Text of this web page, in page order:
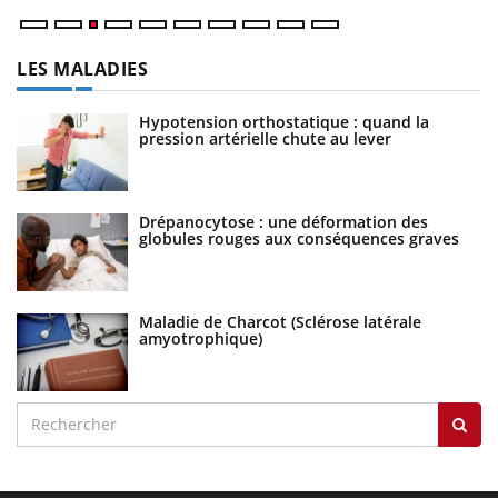
LES MALADIES
Hypotension orthostatique : quand la
pression artérielle chute au lever
Drépanocytose : une déformation des
globules rouges aux conséquences graves
Maladie de Charcot (Sclérose latérale
amyotrophique)